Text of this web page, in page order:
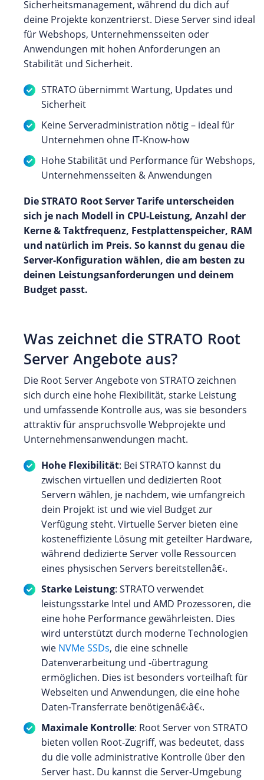
Sicherheitsmanagement, während du dich auf
deine Projekte konzentrierst. Diese Server sind ideal
für Webshops, Unternehmensseiten oder
Anwendungen mit hohen Anforderungen an
Stabilität und Sicherheit.
STRATO übernimmt Wartung, Updates und
Sicherheit
Keine Serveradministration nötig – ideal für
Unternehmen ohne IT-Know-how
Hohe Stabilität und Performance für Webshops,
Unternehmensseiten & Anwendungen
Die STRATO Root Server Tarife unterscheiden
sich je nach Modell in CPU-Leistung, Anzahl der
Kerne & Taktfrequenz, Festplattenspeicher, RAM
und natürlich im Preis. So kannst du genau die
Server-Konfiguration wählen, die am besten zu
deinen Leistungsanforderungen und deinem
Budget passt.
Was zeichnet die STRATO Root
Server Angebote aus?
Die Root Server Angebote von STRATO zeichnen
sich durch eine hohe Flexibilität, starke Leistung
und umfassende Kontrolle aus, was sie besonders
attraktiv für anspruchsvolle Webprojekte und
Unternehmensanwendungen macht.
Hohe Flexibilität: Bei STRATO kannst du
zwischen virtuellen und dedizierten Root
Servern wählen, je nachdem, wie umfangreich
dein Projekt ist und wie viel Budget zur
Verfügung steht. Virtuelle Server bieten eine
kosteneffiziente Lösung mit geteilter Hardware,
während dedizierte Server volle Ressourcen
eines physischen Servers bereitstellenâ€‹.
Starke Leistung: STRATO verwendet
leistungsstarke Intel und AMD Prozessoren, die
eine hohe Performance gewährleisten. Dies
wird unterstützt durch moderne Technologien
wie NVMe SSDs, die eine schnelle
Datenverarbeitung und -übertragung
ermöglichen. Dies ist besonders vorteilhaft für
Webseiten und Anwendungen, die eine hohe
Daten-Transferrate benötigenâ€‹â€‹.
Maximale Kontrolle: Root Server von STRATO
bieten vollen Root-Zugriff, was bedeutet, dass
du die volle administrative Kontrolle über den
Server hast. Du kannst die Server-Umgebung